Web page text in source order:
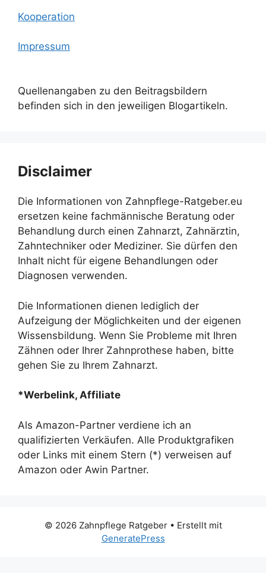
Kooperation
Impressum
Quellenangaben zu den Beitragsbildern
befinden sich in den jeweiligen Blogartikeln.
Disclaimer
Die Informationen von Zahnpflege-Ratgeber.eu
ersetzen keine fachmännische Beratung oder
Behandlung durch einen Zahnarzt, Zahnärztin,
Zahntechniker oder Mediziner. Sie dürfen den
Inhalt nicht für eigene Behandlungen oder
Diagnosen verwenden.
Die Informationen dienen lediglich der
Aufzeigung der Möglichkeiten und der eigenen
Wissensbildung. Wenn Sie Probleme mit Ihren
Zähnen oder Ihrer Zahnprothese haben, bitte
gehen Sie zu Ihrem Zahnarzt.
*Werbelink, Affiliate
Als Amazon-Partner verdiene ich an
qualifizierten Verkäufen. Alle Produktgrafiken
oder Links mit einem Stern (*) verweisen auf
Amazon oder Awin Partner.
© 2026 Zahnpflege Ratgeber• Erstellt mit
GeneratePress